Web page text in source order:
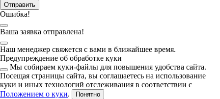
Отправить
Ошибка!
Ваша заявка отправлена!
Наш менеджер свяжется с вами в ближайшее время.
Предупреждение об обработке куки
Мы собираем куки-файлы для повышения удобства сайта.
Посещая страницы сайта, вы соглашаетесь на использование
куки и иных технологий отслеживания в соответствии с
Положением о куки. Понятно